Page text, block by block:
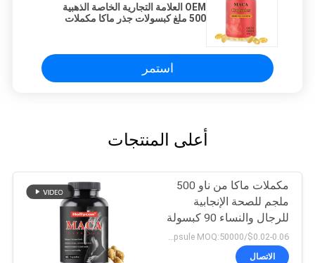
OEM العلامة التجارية الخاصة الذهبية
500 ملغ كبسولات جذر ماكا مكملات
استمر
أعلى المنتجات
مكملات ماكا من ناو 500
ملجم للصحة الإنجابية
للرجال والنساء 90 كبسولة
$0.02-0.06/capsule MOQ:50000 كبسولة
الاتصال